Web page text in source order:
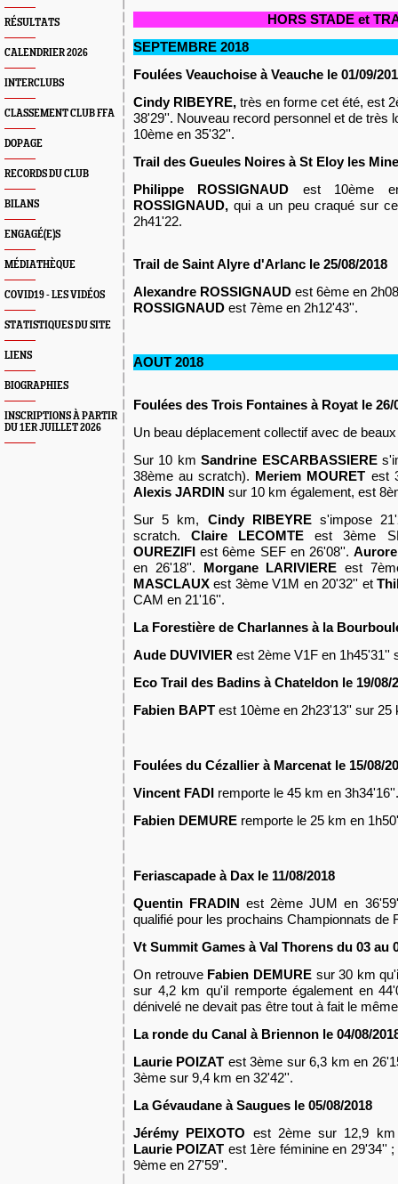
RÉSULTATS
CALENDRIER 2026
INTERCLUBS
CLASSEMENT CLUB FFA
DOPAGE
RECORDS DU CLUB
BILANS
ENGAGÉ(E)S
MÉDIATHÈQUE
COVID19 - LES VIDÉOS
STATISTIQUES DU SITE
LIENS
BIOGRAPHIES
INSCRIPTIONS À PARTIR
DU 1ER JUILLET 2026
HORS STADE et
SEPTEMBRE 2018
Foulées Veauchoise à Veauche le 01/09/
Cindy RIBEYRE, très en forme cet été, est
38'29''. Nouveau record personnel et de très
10ème en 35'32''.
Trail des Gueules Noires à St Eloy les
Philippe ROSSIGNAUD est 10ème
ROSSIGNAUD, qui a un peu craqué sur
2h41'22.
Trail de Saint Alyre d'Arlanc le 25/08/2018
Alexandre ROSSIGNAUD est 6ème en
ROSSIGNAUD est 7ème en 2h12'43''.
AOUT 2018
Foulées des Trois Fontaines à Royat le 26/
Un beau déplacement collectif avec de
Sur 10 kmSandrine ESCARBASSIERE
38ème au scratch). Meriem MOURET est
Alexis JARDIN sur 10 km également, est
Sur 5 km, Cindy RIBEYREs'impose
scratch. Claire LECOMTEest 3ème
OUREZIFIest 6ème SEF en 26'08''.
en 26'18''. Morgane LARIVIEREest
MASCLAUXest 3ème V1M en 20'32'' et
CAM en 21'16''.
La Forestière de Charlannes à la
Aude DUVIVIER est 2ème V1F en 1h45'31''
Eco Trail des Badins à Chateldon le 19/08/
Fabien BAPT est 10ème en 2h23'13'' sur 25
Foulées du Cézallier à Marcenat le 15/08/
Vincent FADI remporte le 45 km en 3h34'16''.
Fabien DEMURE remporte le 25 km en
Feriascapade à Dax le 11/08/2018
Quentin FRADINest 2ème JUM en
qualifié pour les prochains Championnats de
Vt Summit Games à Val Thorens du 03 au
On retrouve Fabien DEMUREsur 30 km
sur 4,2 km qu'il remporte également en
dénivelé ne devait pas être tout à fait le
La ronde du Canal à Briennon le 04/08/
Laurie POIZAT est 3ème sur 6,3 km en
3ème sur 9,4 km en 32'42''.
La Gévaudane à Saugues le 05/08/2018
Jérémy PEIXOTO est 2ème sur 12,9
Laurie POIZAT est 1ère féminine en 29'34'' ;
9ème en 27'59''.